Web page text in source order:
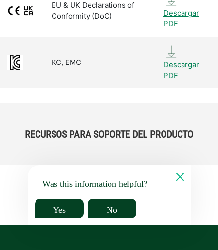
EU & UK Declarations of
Conformity (DoC)
Descargar
PDF
KC, EMC
Descargar
PDF
RECURSOS PARA SOPORTE DEL PRODUCTO
Was this information helpful?
Yes No